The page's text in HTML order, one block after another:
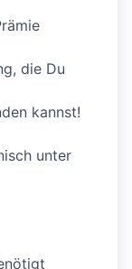
die Du
kannst!
unter